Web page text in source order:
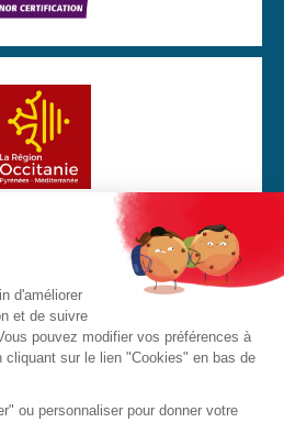
d'améliorer
et de suivre
pouvez modifier vos préférences à
sur le lien "Cookies" en bas de
ou personnaliser pour donner votre
de la Région Occitanie
Politique de confidentialité
Cookies
Nouvelles 2023 ! Dernière mise